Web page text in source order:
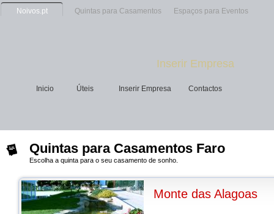
Inserir Empresa
Inicio Úteis Inserir Empresa Contactos
Noivos.pt Quintas para Casamentos Espaços para Eventos
Quintas para Casamentos Faro
Escolha a quinta para o seu casamento de sonho.
Monte das Alagoas